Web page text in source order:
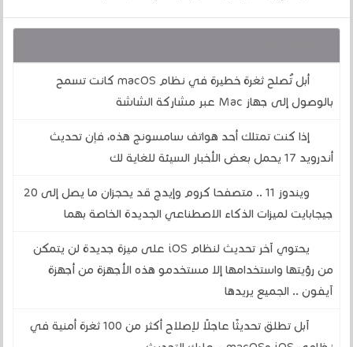
أبل تُصلح ثغرة خطيرة في نظام macOS كانت تسمح
بالوصول إلى جهاز Mac عبر مشاركة الشاشة
إذا كنت تمتلك أحد هواتف سامسونج هذه، فإن تحديث
أندرويد 17 يحمل بعض الأخبار السيئة للغاية لك
ويندوز 11 .. متصفحا كروم وإيدج قد يحجزان ما يصل إلى 20
جيجابايت لميزات الذكاء الاصطناعي الجديدة الخاصة بهما
يحتوي آخر تحديث لنظام iOS على ميزة جديدة لن يتمكن
من رؤيتها واستخدامها إلا مستخدمو هذه الأجهزة من أجهزة
آيفون .. الجميع يريدها
آبل تطلق تحديثًا عاجلًا لإصلاح أكثر من 100 ثغرة أمنية في